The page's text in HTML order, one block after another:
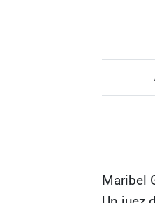
Maribel